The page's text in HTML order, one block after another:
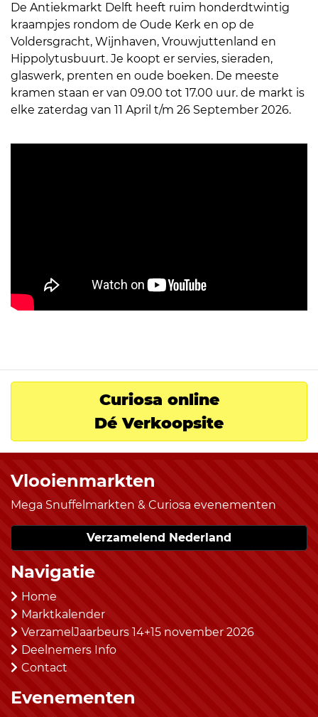
De Antiekmarkt Delft heeft ruim honderdtwintig
kraampjes rondom de Oude Kerk en op de
Voldersgracht, Wijnhaven, Vrouwjuttenland en
Hippolytusbuurt. Je koopt er servies, sieraden,
glaswerk, prenten en oude boeken. De meeste
kramen staan er van 09.00 tot 17.00 uur. de markt is
elke zaterdag van 11 April t/m 26 September 2026.
Curiosa online
Dé Verkoopsite
Vlooienmarkten
Mega Snuffelmarkten & Curiosa evenementen
Verzamelend Nederland
Navigatie
Home
Marktkalender
VerzamelJaarbeurs 14+15 november 2026
Deelnemers Info
Contact
Evenementen